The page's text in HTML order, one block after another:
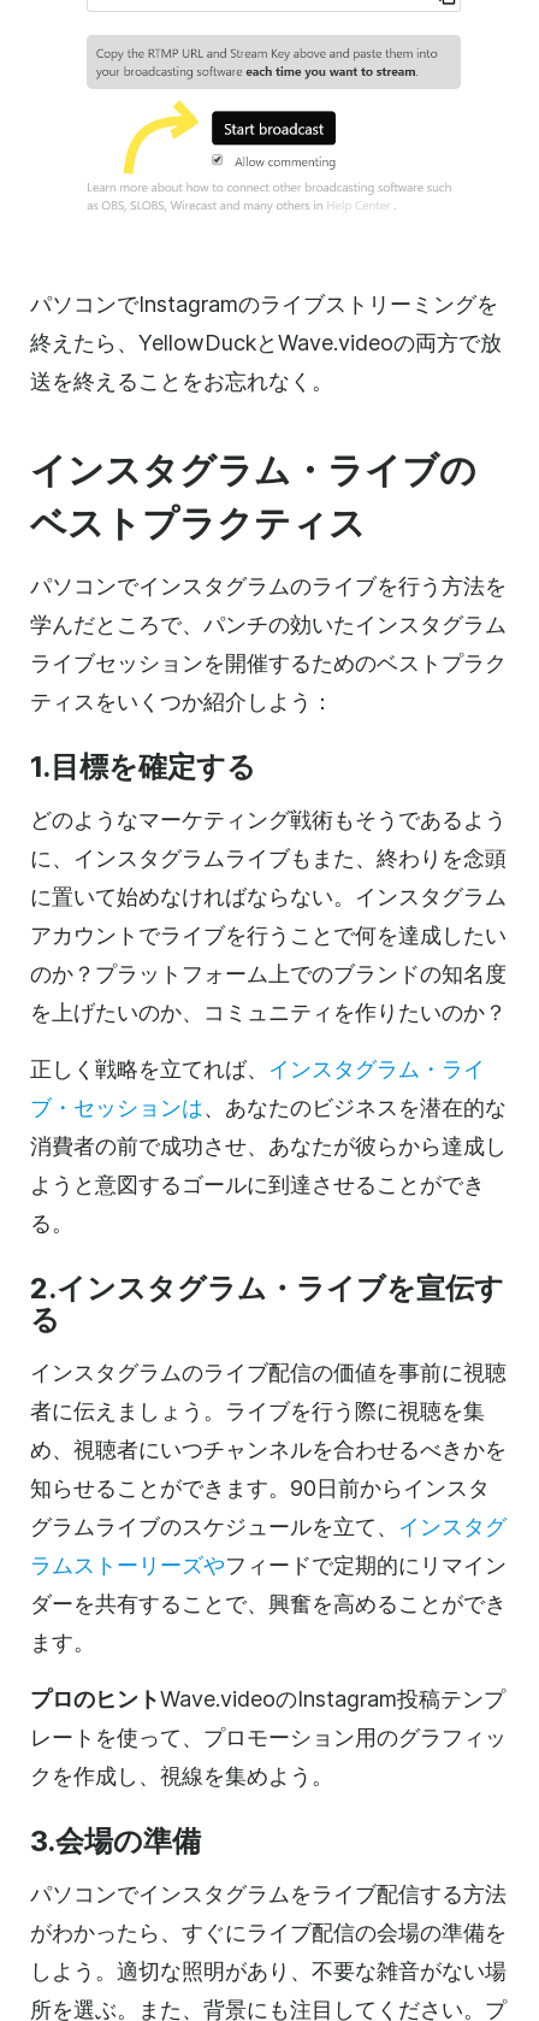
パソコンでInstagramのライブストリーミングを
終えたら、YellowDuckとWave.videoの両方で放
送を終えることをお忘れなく。
インスタグラム・ライブの
ベストプラクティス
パソコンでインスタグラムのライブを行う方法を
学んだところで、パンチの効いたインスタグラム
ライブセッションを開催するためのベストプラク
ティスをいくつか紹介しよう：
1.目標を確定する
どのようなマーケティング戦術もそうであるよう
に、インスタグラムライブもまた、終わりを念頭
に置いて始めなければならない。インスタグラム
アカウントでライブを行うことで何を達成したい
のか？プラットフォーム上でのブランドの知名度
を上げたいのか、コミュニティを作りたいのか？
正しく戦略を立てれば、 インスタグラム・ライ
ブ・セッションは、あなたのビジネスを潜在的な
消費者の前で成功させ、あなたが彼らから達成し
ようと意図するゴールに到達させることができ
る。
2.インスタグラム・ライブを宣伝す
る
インスタグラムのライブ配信の価値を事前に視聴
者に伝えましょう。ライブを行う際に視聴を集
め、視聴者にいつチャンネルを合わせるべきかを
知らせることができます。90日前からインスタ
グラムライブのスケジュールを立て、 インスタグ
ラムストーリーズやフィードで定期的にリマイン
ダーを共有することで、興奮を高めることができ
ます。
プロのヒントWave.videoのInstagram投稿テンプ
レートを使って、プロモーション用のグラフィッ
クを作成し、視線を集めよう。
3.会場の準備
パソコンでインスタグラムをライブ配信する方法
がわかったら、すぐにライブ配信の会場の準備を
しよう。適切な照明があり、不要な雑音がない場
所を選ぶ。また、背景にも注目してください。プ